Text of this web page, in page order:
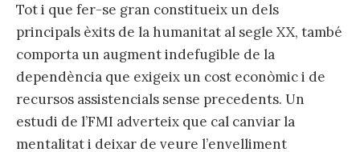
Tot i que fer-se gran constitueix un dels
principals èxits de la humanitat al segle XX, també
comporta un augment indefugible de la
dependència que exigeix un cost econòmic i de
recursos assistencials sense precedents. Un
estudi de l’FMI adverteix que cal canviar la
mentalitat i deixar de veure l’envelliment